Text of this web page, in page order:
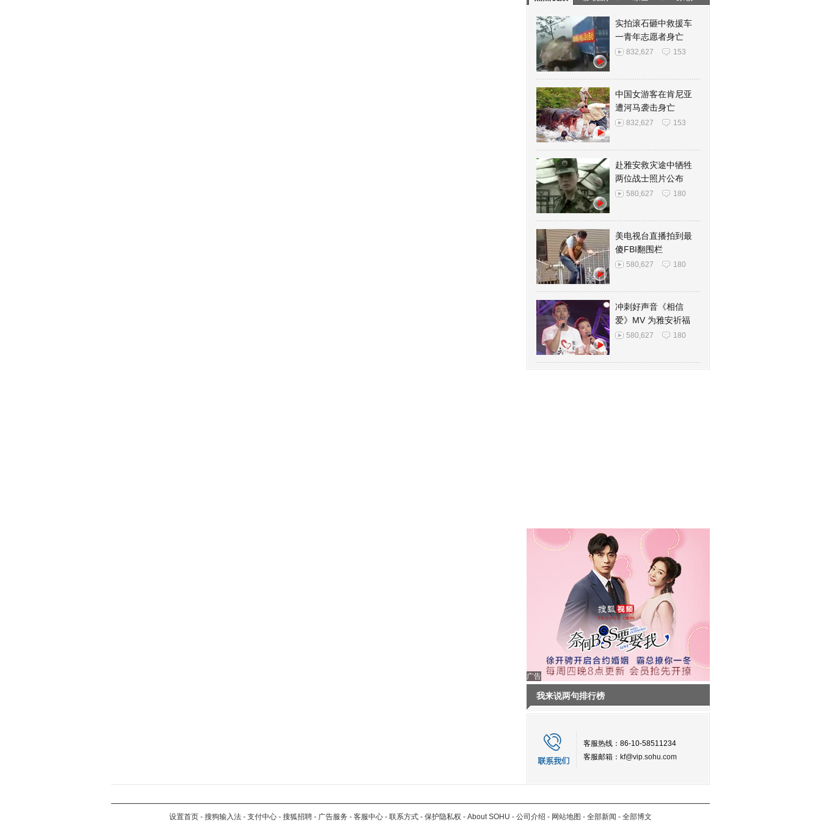
实拍滚石砸中救援车
一青年志愿者身亡
832,627 153
中国女游客在肯尼亚
遭河马袭击身亡
832,627 153
赴雅安救灾途中牺牲
两位战士照片公布
580,627 180
美电视台直播拍到最
傻FBI翻围栏
580,627 180
冲刺好声音《相信
爱》MV 为雅安祈福
580,627 180
广告
我来说两句排行榜
客服热线：86-10-58511234
客服邮箱： kf@vip.sohu.com
设置首页 - 搜狗输入法 - 支付中心 - 搜狐招聘 - 广告服务 - 客服中心 - 联系方式 - 保护隐私权 - About SOHU - 公司介绍 - 网站地图 - 全部新闻 - 全部博文